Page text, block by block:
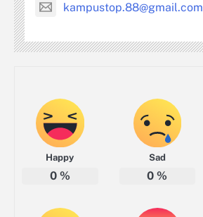
kampustop.88@gmail.com
Happy
0%
Sad
0 %